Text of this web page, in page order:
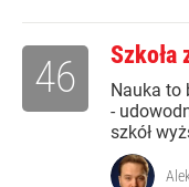
Szkoła
Nauka to
-
szkół
46